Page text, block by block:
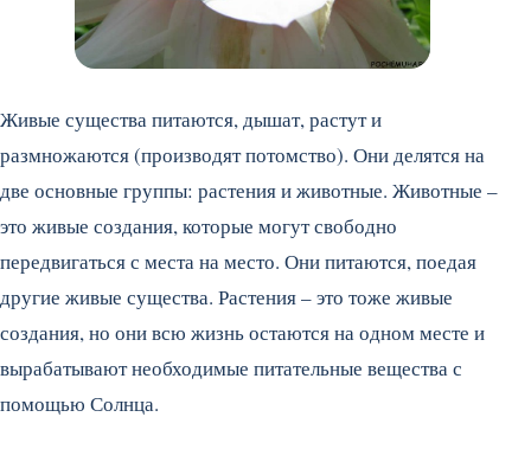
Живые существа питаются, дышат, растут и
размножаются (производят потомство). Они делятся на
две основные группы: растения и животные. Животные –
это живые создания, которые могут свободно
передвигаться с места на место. Они питаются, поедая
другие живые существа. Растения – это тоже живые
создания, но они всю жизнь остаются на одном месте и
вырабатывают необходимые питательные вещества с
помощью Солнца.